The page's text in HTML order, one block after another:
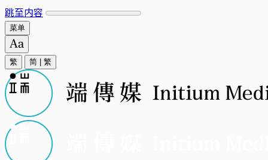
跳至内容
菜单
繁 简 繁